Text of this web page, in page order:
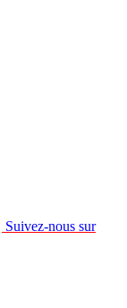
Suivez-nous sur